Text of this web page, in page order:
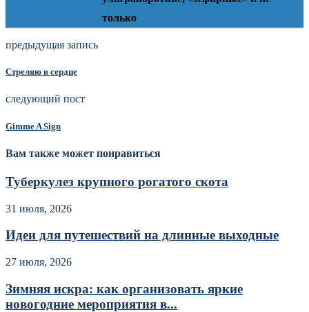
только
предыдущая запись
Стреляю в сердце
следующий пост
Gimme A Sign
Вам также может понравиться
Туберкулез крупного рогатого скота
31 июля, 2026
Идеи для путешествий на длинные выходные
27 июля, 2026
Зимняя искра: как организовать яркие
новогодние мероприятия в...